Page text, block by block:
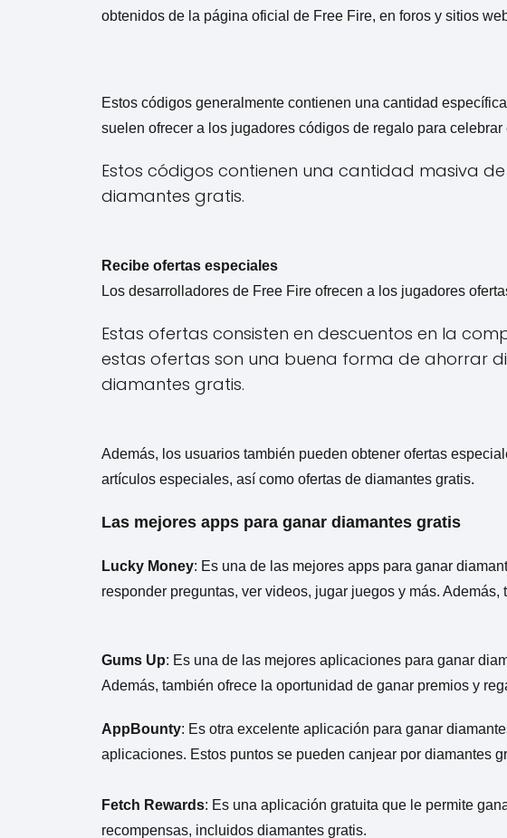
obtenidos de la página oficial de Free Fire, en foros y sitios
Estos códigos generalmente contienen una cantidad
suelen ofrecer a los jugadores códigos de regalo para
Estos códigos contienen una cantidad masiva
diamantes gratis.
Recibe ofertas especiales
Los desarrolladores de Free Fire ofrecen a los jugadores
Estas ofertas consisten en descuentos en la
estas ofertas son una buena forma de ahorrar
diamantes gratis.
Además, los usuarios también pueden obtener ofertas
artículos especiales, así como ofertas de diamantes gratis.
Las mejores apps para ganar diamantes gratis
Lucky Money: Es una de las mejores apps para ganar
responder preguntas, ver videos, jugar juegos y más.
Gums Up: Es una de las mejores aplicaciones para ganar
Además, también ofrece la oportunidad de ganar premios y
AppBounty: Es otra excelente aplicación para ganar
aplicaciones. Estos puntos se pueden canjear por diamantes
Fetch Rewards: Es una aplicación gratuita que le permite
recompensas, incluidos diamantes gratis.